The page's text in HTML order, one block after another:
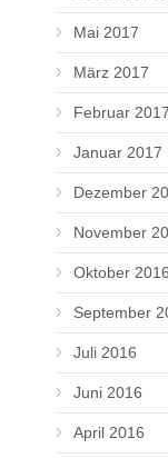
Mai 2017
März 2017
Februar 2017
Januar 2017
Dezember
November
Oktober 2016
September
Juli 2016
Juni 2016
April 2016